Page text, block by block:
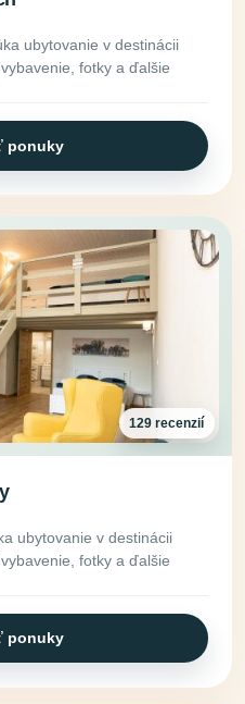
ubytovanie v destinácii
fotky a ďalšie
ponuky
129 recenzií
ubytovanie v destinácii
fotky a ďalšie
ponuky